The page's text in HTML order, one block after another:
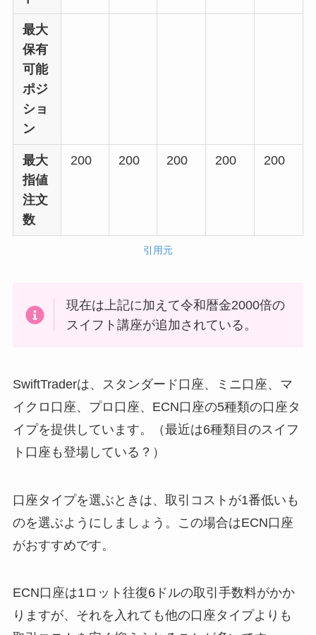
最大
保有
可能
ポジ
ショ
ン
最大
指値
注文
数
200 200 200 200 200
引用元
現在は上記に加えて令和暦金2000倍の
スイフト講座が追加されている。
SwiftTraderは、スタンダード口座、ミニ口座、マ
イクロ口座、プロ口座、ECN口座の5種類の口座タ
イプを提供しています。（最近は6種類目のスイフ
ト口座も登場している？）
口座タイプを選ぶときは、取引コストが1番低いも
のを選ぶようにしましょう。この場合はECN口座
がおすすめです。
ECN口座は1ロット往復6ドルの取引手数料がかか
りますが、それを入れても他の口座タイプよりも